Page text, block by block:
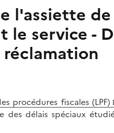
l'assiette
le service -
réclamation
procédures fiscales (LPF)
des délais spéciaux